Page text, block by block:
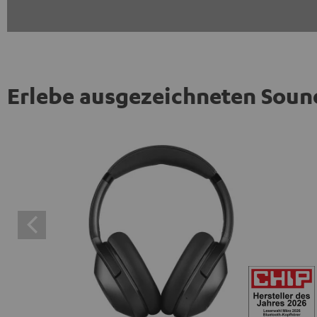
Erlebe ausgezeichneten